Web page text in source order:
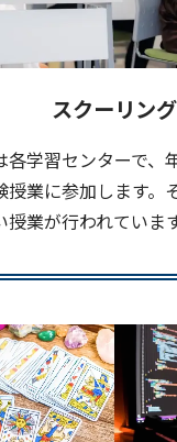
スクーリング
各学習センターで、
授業に参加します。
業が行われています